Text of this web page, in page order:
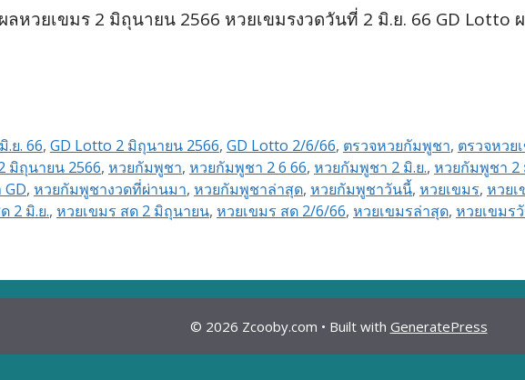
ลหวยเขมร 2 มิถุนายน 2566 หวยเขมรงวดวันที่ 2 มิ.ย. 66 GD Lotto
.ย. 66, GD Lotto 2 มิถุนายน 2566, GD Lotto 2/6/66, ตรวจหวยกัมพูชา, ตรวจหวย
มิถุนายน 2566, หวยกัมพูชา, หวยกัมพูชา 2 6 66, หวยกัมพูชา 2 มิ.ย., หวยกัมพูชา 2
, หวยกัมพูชางวดที่ผ่านมา, หวยกัมพูชาล่าสุด, หวยกัมพูชาวันนี้, หวยเขมร, หวยเ
2 มิ.ย., หวยเขมร สด 2 มิถุนายน, หวยเขมร สด 2/6/66, หวยเขมรล่าสุด, หวยเขมร
© 2026 Zcooby.com • Built with GeneratePress